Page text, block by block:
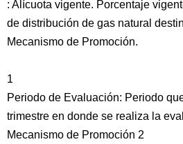
: Alícuota vigente. Porcentaje
de distribución de gas natural
Mecanismo de Promoción.
1
Periodo de Evaluación: Periodo
trimestre en donde se realiza la
Mecanismo de Promoción 2